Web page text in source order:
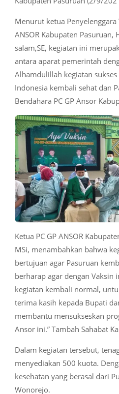
Menurut ketua Penyelenggara
ANSOR Kabupaten Pasuruan,
salam,SE, kegiatan ini
antara aparat pemerintah
Alhamdulillah kegiatan
Indonesia kembali sehat dan
Bendahara PC GP Ansor
Ketua PC GP ANSOR
MSi, menambahkan bahwa
bertujuan agar Pasuruan
berharap agar dengan Vaksin
kegiatan kembali normal,
terima kasih kepada Bupati
membantu mensukseskan
Ansor ini.” Tambah Sahabat
Dalam kegiatan tersebut,
menyediakan 500 kuota.
kesehatan yang berasal dari
Wonorejo.